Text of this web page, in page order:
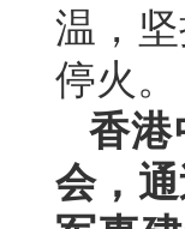
温，
停火。
香港
会，